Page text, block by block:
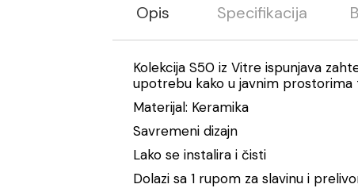
Opis Specifikacija
Kolekcija S50 iz Vitre ispunjava
upotrebu kako u javnim prostorima
Materijal: Keramika
Savremeni dizajn
Lako se instalira i čisti
Dolazi sa 1 rupom za slavinu i